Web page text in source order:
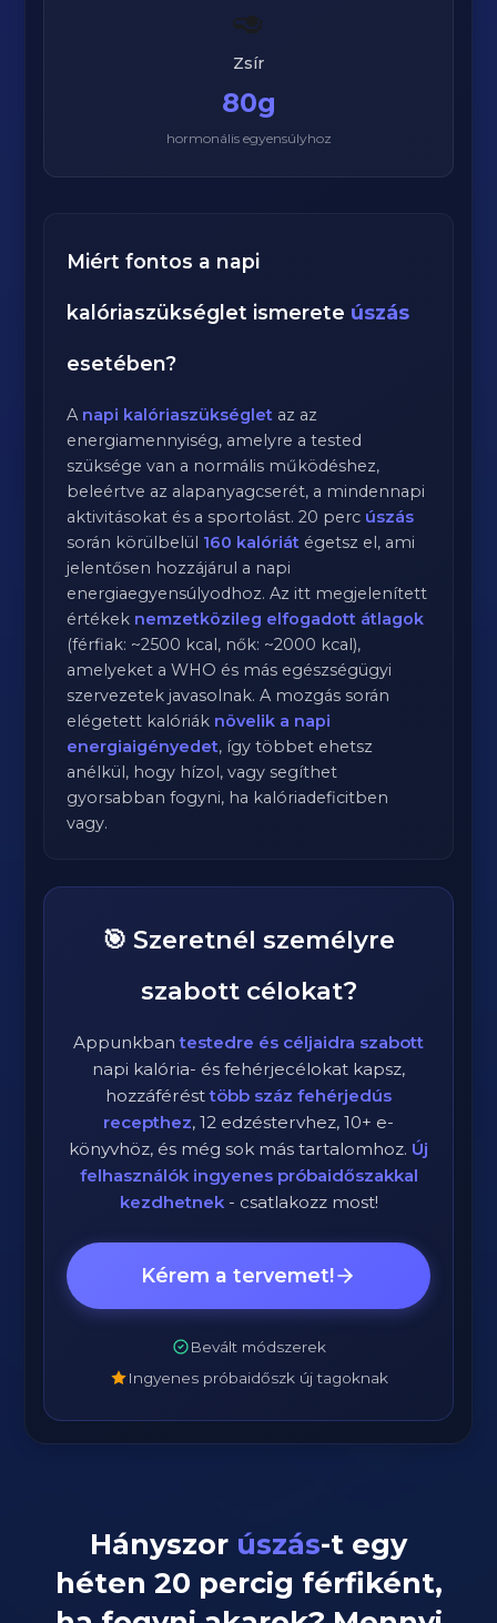
🥑
Zsír
80g
hormonális egyensúlyhoz
Miért fontos a napi
kalóriaszükséglet ismerete úszás
esetében?
A napi kalóriaszükséglet az az
energiamennyiség, amelyre a tested
szüksége van a normális működéshez,
beleértve az alapanyagcserét, a mindennapi
aktivitásokat és a sportolást.20 perc úszás
során körülbelül 160 kalóriát égetsz el, ami
jelentősen hozzájárul a napi
energiaegyensúlyodhoz. Az itt megjelenített
értékek nemzetközileg elfogadott átlagok
(férfiak: ~2500 kcal, nők: ~2000 kcal),
amelyeket a WHO és más egészségügyi
szervezetek javasolnak. A mozgás során
elégetett kalóriák növelik a napi
energiaigényedet, így többet ehetsz
anélkül, hogy hízol, vagy segíthet
gyorsabban fogyni, ha kalóriadeficitben
vagy.
🎯 Szeretnél személyre
szabott célokat?
Appunkbantestedre és céljaidra szabott
napi kalória- és fehérjecélokat kapsz,
hozzáférésttöbb száz fehérjedús
recepthez, 12 edzéstervhez, 10+ e-
könyvhöz, és még sok más tartalomhoz. Új
felhasználók ingyenes próbaidőszakkal
kezdhetnek- csatlakozz most!
Kérem a tervemet!
Bevált módszerek
Ingyenes próbaidőszk új tagoknak
Hányszor úszás-t egy
héten 20 percig férfiként,